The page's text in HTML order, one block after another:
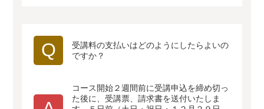
Q
受講料の支払いはどのようにしたらよいの
ですか？
コース開始２週間前に受講申込を締め切っ
た後に、受講票、請求書を送付いたしま